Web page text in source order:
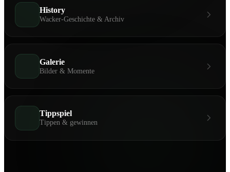
History
Wacker-Geschichte & Archiv
Galerie
Bilder & Momente
Tippspiel
Tippen & gewinnen